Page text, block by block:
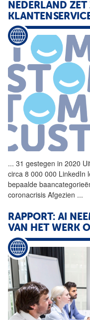
NEDERLAND
... 31 gestegen in 2020
circa 8 000 000 LinkedIn
bepaalde
coronacrisis Afgezien ...
RAPPORT: AI
VAN HET WERK